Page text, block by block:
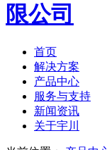
限公司
首页
解决方案
产品中心
服务与支持
新闻资讯
关于宇川